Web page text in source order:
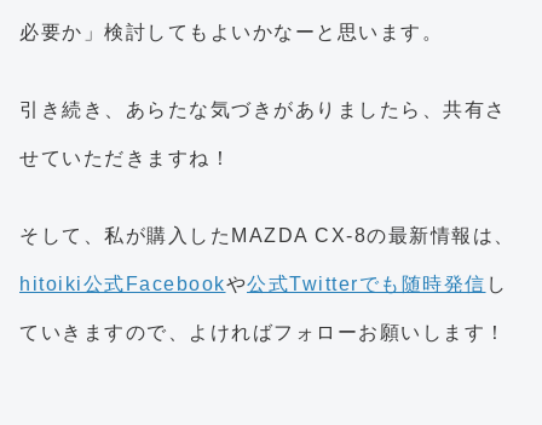
必要か」検討してもよいかなーと思います。
引き続き、あらたな気づきがありましたら、共有さ
せていただきますね！
そして、私が購入したMAZDA CX-8の最新情報は、
hitoiki公式Facebookや公式Twitterでも随時発信 し
ていきますので、よければフォローお願いします！